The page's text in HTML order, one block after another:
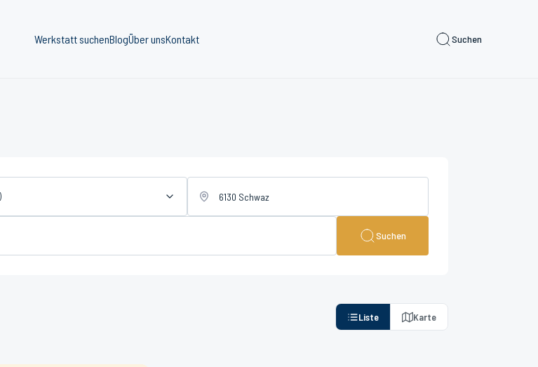
Werkstatt suchenBlogÜber unsKontakt Suchen
Suchen
Liste Karte